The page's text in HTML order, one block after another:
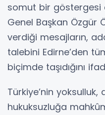
somut bir göstergesi
Genel Başkan Özgür
verdiği mesajların,
talebini Edirne’den
biçimde taşıdığını
Türkiye’nin yoksulluk,
hukuksuzluğa